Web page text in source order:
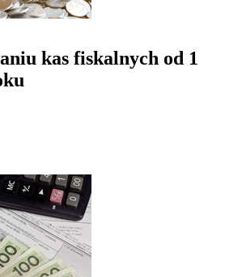
kas fiskalnych od 1